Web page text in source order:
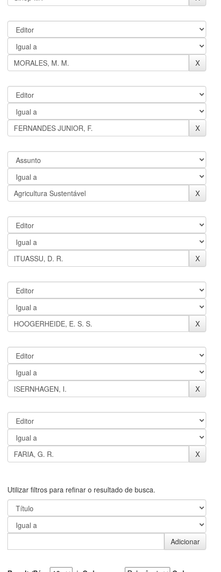
Utilizar filtros para refinar o resultado de busca.